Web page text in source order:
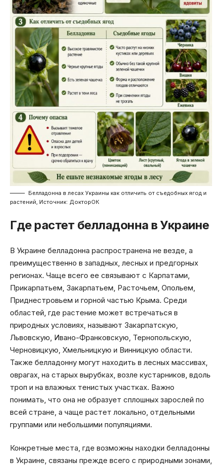
Белладонна в лесах Украины как отличить от съедобных ягод и
растений, Источник: ДокторОК
Где растет белладонна в Украине
В Украине белладонна распространена не везде, а
преимущественно в западных, лесных и предгорных
регионах. Чаще всего ее связывают с Карпатами,
Прикарпатьем, Закарпатьем, Расточьем, Опольем,
Приднестровьем и горной частью Крыма. Среди
областей, где растение может встречаться в
природных условиях, называют Закарпатскую,
Львовскую, Ивано-Франковскую, Тернопольскую,
Черновицкую, Хмельницкую и Винницкую области.
Также белладонну могут находить в лесных массивах,
оврагах, на старых вырубках, возле кустарников, вдоль
троп и на влажных тенистых участках. Важно
понимать, что она не образует сплошных зарослей по
всей стране, а чаще растет локально, отдельными
группами или небольшими популяциями.
Конкретные места, где возможны находки белладонны
в Украине, связаны прежде всего с природными зонами,